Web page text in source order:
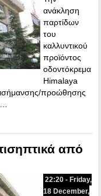
ανάκληση
παρτίδων
του
καλλυντικού
προϊόντος
οδοντόκρεμα
Himalaya
προώθησης
από
22:20 - Friday,
18 December,